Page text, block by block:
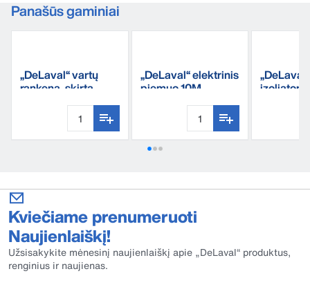
Panašūs gaminiai
„DeLaval“ vartų
rankena, skirta
„DeLaval“ elektrinis
piemuo 10M
Kviečiame prenumeruoti
Naujienlaiškį!
Užsisakykite mėnesinį naujienlaiškį apie „DeLaval“ produktus,
renginius ir naujienas.